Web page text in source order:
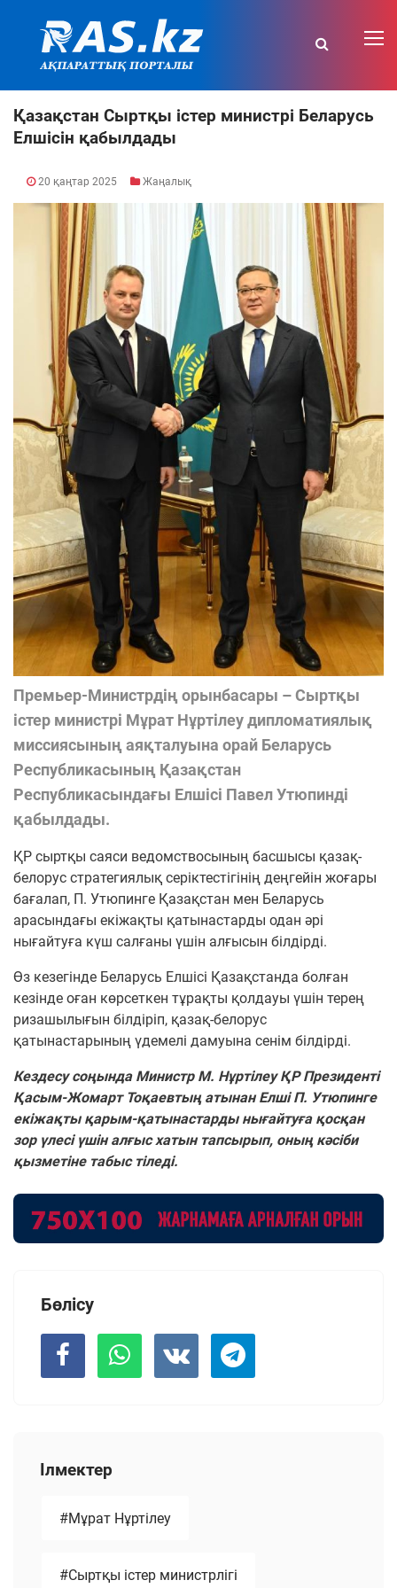
Қазақстан Сыртқы істер министрі Беларусь
Елшісін қабылдады
20 қаңтар 2025 Жаңалық
Премьер-Министрдің орынбасары – Сыртқы
істер министрі Мұрат Нұртілеу дипломатиялық
миссиясының аяқталуына орай Беларусь
Республикасының Қазақстан
Республикасындағы Елшісі Павел Утюпинді
қабылдады.
ҚР сыртқы саяси ведомствосының басшысы қазақ-
белорус стратегиялық серіктестігінің деңгейін жоғары
бағалап, П. Утюпинге Қазақстан мен Беларусь
арасындағы екіжақты қатынастарды одан әрі
нығайтуға күш салғаны үшін алғысын білдірді.
Өз кезегінде Беларусь Елшісі Қазақстанда болған
кезінде оған көрсеткен тұрақты қолдауы үшін терең
ризашылығын білдіріп, қазақ-белорус
қатынастарының үдемелі дамуына сенім білдірді.
Кездесу соңында Министр М. Нұртілеу ҚР Президенті
Қасым-Жомарт Тоқаевтың атынан Елші П. Утюпинге
екіжақты қарым-қатынастарды нығайтуға қосқан
зор үлесі үшін алғыс хатын тапсырып, оның кәсіби
қызметіне табыс тіледі.
Бөлісу
Ілмектер
#Мұрат Нұртілеу
#Сыртқы істер министрлігі